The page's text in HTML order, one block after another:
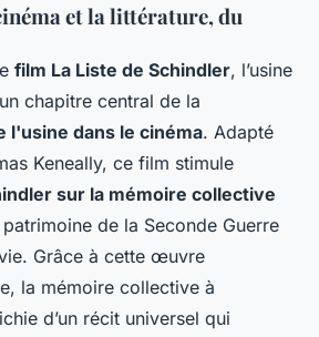
et la littérature, du
film La Liste de Schindler, l’usine
chapitre central de la
l'usine dans le cinéma. Adapté
Keneally, ce film stimule
sur la mémoire collective
de la Seconde Guerre
Grâce à cette œuvre
la mémoire collective à
d’un récit universel qui